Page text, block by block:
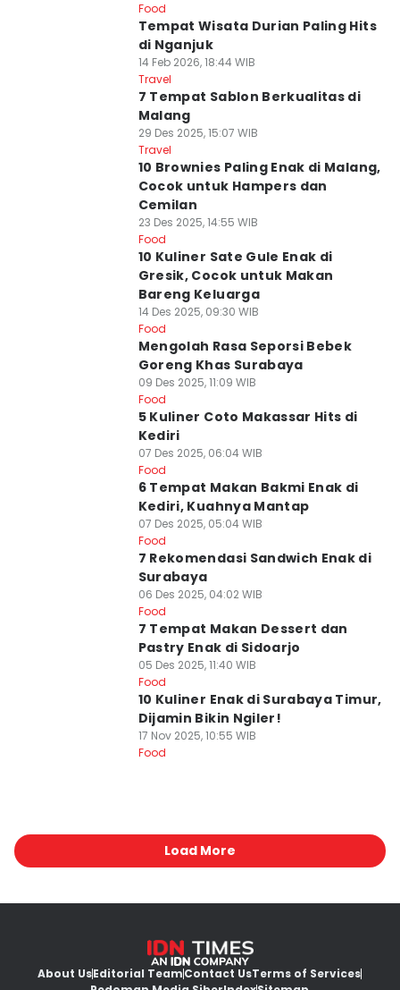
Food
Tempat Wisata Durian Paling Hits
di Nganjuk
14 Feb 2026, 18:44 WIB
Travel
7 Tempat Sablon Berkualitas di
Malang
29 Des 2025, 15:07 WIB
Travel
10 Brownies Paling Enak di Malang,
Cocok untuk Hampers dan
Cemilan
23 Des 2025, 14:55 WIB
Food
10 Kuliner Sate Gule Enak di
Gresik, Cocok untuk Makan
Bareng Keluarga
14 Des 2025, 09:30 WIB
Food
Mengolah Rasa Seporsi Bebek
Goreng Khas Surabaya
09 Des 2025, 11:09 WIB
Food
5 Kuliner Coto Makassar Hits di
Kediri
07 Des 2025, 06:04 WIB
Food
6 Tempat Makan Bakmi Enak di
Kediri, Kuahnya Mantap
07 Des 2025, 05:04 WIB
Food
7 Rekomendasi Sandwich Enak di
Surabaya
06 Des 2025, 04:02 WIB
Food
7 Tempat Makan Dessert dan
Pastry Enak di Sidoarjo
05 Des 2025, 11:40 WIB
Food
10 Kuliner Enak di Surabaya Timur,
Dijamin Bikin Ngiler!
17 Nov 2025, 10:55 WIB
Food
Load More
About UsEditorial TeamContact UsTerms of Services